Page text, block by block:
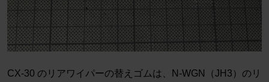
CX-30 のリアワイパーの替えゴムは、N-WGN（JH3）のリ